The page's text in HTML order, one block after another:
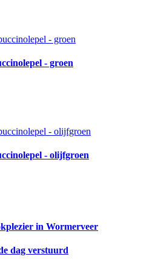
- groen
- olijfgroen
in Wormerveer
dag verstuurd